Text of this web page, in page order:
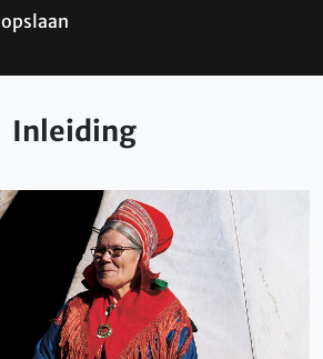
opslaan
Inleiding